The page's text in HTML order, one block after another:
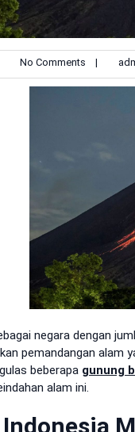
No Comments |
negara dengan
pemandangan alam
beberapa gunung
alam ini.